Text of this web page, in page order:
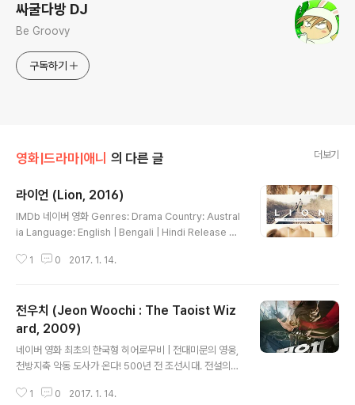
싸굴다방 DJ
Be Groovy
구독하기
영화|드라마|애니 의 다른 글 더보기
라이언 (Lion, 2016)
IMDb 네이버 영화 Genres: Drama Country: Austral
ia Language: English | Bengali | Hindi Release D
s: Hobart, Tasmania, Australia 인생에서 두 번의 기
거리 형을 기다리다 기차에서 깜빡 잠들어버린 다섯 살 ‘사
루’는 집에서 수천 킬로미터 떨어진 곳에서 눈을 뜨게 된다.
낯선 기차역에 홀로 남겨진 ‘사루’는 보고 싶은 엄마와 형을
애타게 불러보지만 기억나는 것은 형 ‘구뚜’의 이름과 정확
1 0 2017. 1. 14.
전우치 (Jeon Woochi : The Taoist Wiz
ard, 2009)
네이버 영화 최초의 한국형 히어로무비 | 전대미문의 영웅,
천방지축 악동 도사가 온다! 500년 전 조선시대. 전설의
들은 당대 최고의 도인 천관대사(백윤식)와 화담(김윤석)에
1 0 2017. 1. 14.